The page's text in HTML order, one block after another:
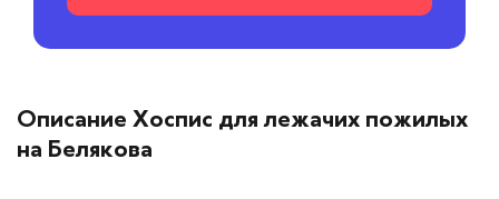
Описание Хоспис для лежачих пожилых
на Белякова